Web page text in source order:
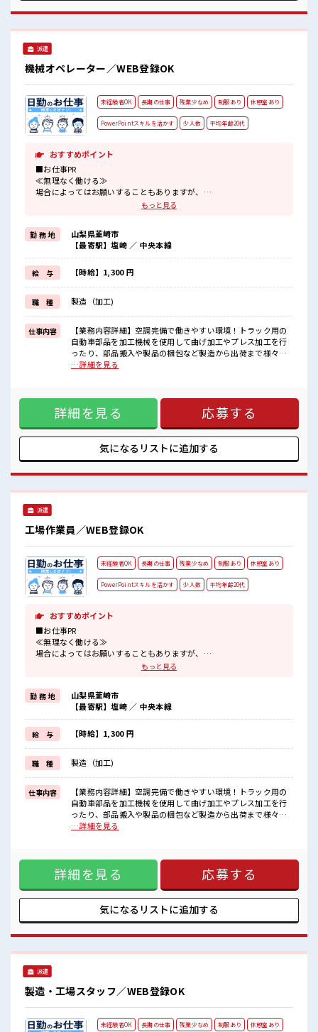
せんか？
派遣
機械オペレーター／WEB登録OK
未経験者OK 長期の仕事 残業少なめ 制服あり 休憩室あり
PowerPointスキルを活かす 少人数 平均年齢20代
おすすめポイント
■お仕事PR
≪無理なく働ける≫
場合によってはお願いすることもありますが、
制服があるので、
毎日の服装の悩み解消♪
≪初めての仕事だけど自分にもできそう≫
新しいことにチャレンジするのは不安だけど、
しっかり働く環境が整っています！
イチからスキルUP・ステップUP目指していきましょう！
≪自分に向いている仕事が探せる≫
困った事などがあれば、
担当がしっかりサポートします！
■職場の雰囲気
少人数ですぐに馴染むことができそう♪
アットホームな環境☆
ここから経験積んでいきましょ！
もっと見る
勤 務 地
山梨県韮崎市
【最寄駅】塩崎 ／ 中央本線
給 与 【時給】1,300 円
職 種 製造（加工)
仕事内容
【業務内容詳細】空調完備で働きやすい環境！トラック用の
自動車部品を加工機械を使用して曲げ加工やプレス加工を行
ったり、部品搬入や製品の梱包など製造から出荷まで様々な
ことを行う業務【取扱製品情報】トラックのサイドミラーや
てはお願いすることもありますが、 残業はほとんどナシ！ ≪
動きやすい制服アリ≫ 制服があるので、 毎日の服装の悩み解
消♪ ≪初めての仕事だけど自分にもできそう≫ 新しいことに
チャレンジするのは不安だけど、 しっかり働く環境が整って
います！ イチからスキルUP・ステップUP目指していきまし
ょう！ ≪自分に向いている仕事が探せる≫ 困った事などがあ
数ですぐに馴染むことができそう♪ アットホームな環境☆ 20
代が多数活躍中！ 社会人経験が浅くてもOK！ ここから経験
…詳細を見る
詳細を見る 応募する
気になるリストに追加する
派遣
工場作業員／WEB登録OK
未経験者OK 長期の仕事 残業少なめ 制服あり 休憩室あり
PowerPointスキルを活かす 少人数 平均年齢20代
おすすめポイント
■お仕事PR
≪無理なく働ける≫
場合によってはお願いすることもありますが、
制服があるので、
毎日の服装の悩み解消♪
≪初めての仕事だけど自分にもできそう≫
新しいことにチャレンジするのは不安だけど、
しっかり働く環境が整っています！
イチからスキルUP・ステップUP目指していきましょう！
≪自分に向いている仕事が探せる≫
困った事などがあれば、
担当がしっかりサポートします！
■職場の雰囲気
少人数ですぐに馴染むことができそう♪
アットホームな環境☆
ここから経験積んでいきましょ！
もっと見る
勤 務 地
山梨県韮崎市
【最寄駅】塩崎 ／ 中央本線
給 与 【時給】1,300 円
職 種 製造（加工)
仕事内容
【業務内容詳細】空調完備で働きやすい環境！トラック用の
自動車部品を加工機械を使用して曲げ加工やプレス加工を行
ったり、部品搬入や製品の梱包など製造から出荷まで様々な
ことを行う業務【取扱製品情報】トラックのサイドミラーや
てはお願いすることもありますが、 残業はほとんどナシ！ ≪
動きやすい制服アリ≫ 制服があるので、 毎日の服装の悩み解
消♪ ≪初めての仕事だけど自分にもできそう≫ 新しいことに
チャレンジするのは不安だけど、 しっかり働く環境が整って
います！ イチからスキルUP・ステップUP目指していきまし
ょう！ ≪自分に向いている仕事が探せる≫ 困った事などがあ
数ですぐに馴染むことができそう♪ アットホームな環境☆ 20
代が多数活躍中！ 社会人経験が浅くてもOK！ ここから経験
…詳細を見る
詳細を見る 応募する
気になるリストに追加する
派遣
製造・工場スタッフ／WEB登録OK
未経験者OK 長期の仕事 残業少なめ 制服あり 休憩室あり